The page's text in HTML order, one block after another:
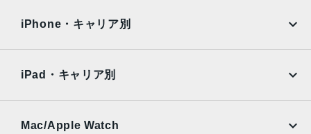
Surface
Xiaomi Tablet
Ymobile
UQmobile
iPhone・キャリア別
Ymobile
iPad・キャリア別
Mac/Apple Watch